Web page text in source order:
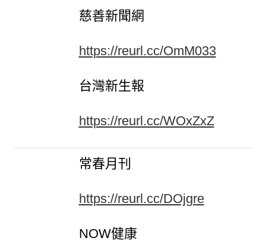
慈善新聞網
https://reurl.cc/OmM033
台灣新生報
https://reurl.cc/WOxZxZ
常春月刊
https://reurl.cc/DOjgre
NOW健康